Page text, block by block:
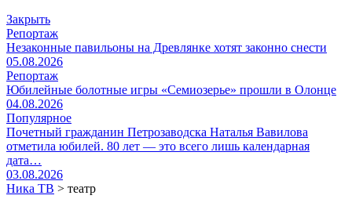
Закрыть
Репортаж
Незаконные павильоны на Древлянке хотят законно снести
05.08.2026
Репортаж
Юбилейные болотные игры «Семиозерье» прошли в Олонце
04.08.2026
Популярное
Почетный гражданин Петрозаводска Наталья Вавилова
отметила юбилей. 80 лет — это всего лишь календарная
дата…
03.08.2026
Ника ТВ > театр